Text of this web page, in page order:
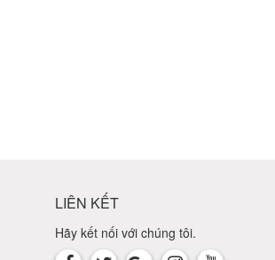
LIÊN KẾT
Hãy kết nối với chúng tôi.